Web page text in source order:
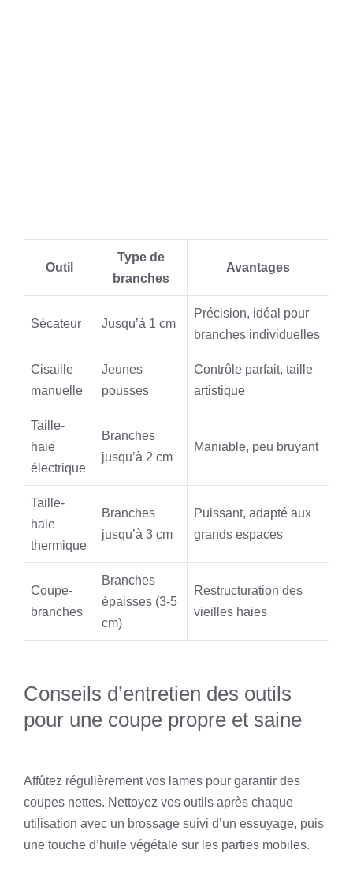
Outil
Type de
branches
Avantages
Sécateur Jusqu’à 1 cm
Précision, idéal pour
branches individuelles
Cisaille
manuelle
Jeunes
pousses
Contrôle parfait, taille
artistique
Taille-
haie
électrique
Branches
jusqu’à 2 cm
Maniable, peu bruyant
Taille-
haie
thermique
Branches
jusqu’à 3 cm
Puissant, adapté aux
grands espaces
Coupe-
branches
Branches
épaisses (3-5
cm)
Restructuration des
vieilles haies
Conseils d’entretien des outils
pour une coupe propre et saine
Affûtez régulièrement vos lames pour garantir des
coupes nettes. Nettoyez vos outils après chaque
utilisation avec un brossage suivi d’un essuyage, puis
une touche d’huile végétale sur les parties mobiles.